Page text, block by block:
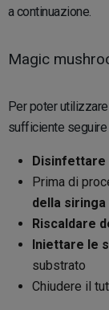
a continuazione.
Magic
Per poter
sufficiente
Disinfettare
Prima di
della siringa
Riscaldare
Iniettare le
substrato
Chiudere il